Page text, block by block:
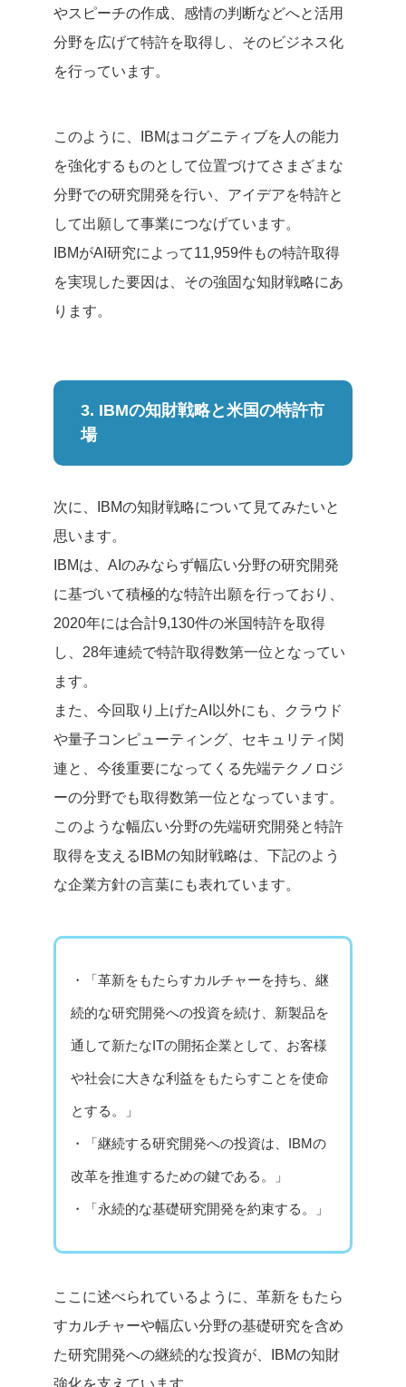
やスピーチの作成、感情の判断などへと活用
分野を広げて特許を取得し、そのビジネス化
を行っています。
このように、IBMはコグニティブを人の能力
を強化するものとして位置づけてさまざまな
分野での研究開発を行い、アイデアを特許と
して出願して事業につなげています。
IBMがAI研究によって11,959件もの特許取得
を実現した要因は、その強固な知財戦略にあ
ります。
3. IBMの知財戦略と米国の特許市
場
次に、IBMの知財戦略について見てみたいと
思います。
IBMは、AIのみならず幅広い分野の研究開発
に基づいて積極的な特許出願を行っており、
2020年には合計9,130件の米国特許を取得
し、28年連続で特許取得数第一位となってい
ます。
また、今回取り上げたAI以外にも、クラウド
や量子コンピューティング、セキュリティ関
連と、今後重要になってくる先端テクノロジ
ーの分野でも取得数第一位となっています。
このような幅広い分野の先端研究開発と特許
取得を支えるIBMの知財戦略は、下記のよう
な企業方針の言葉にも表れています。
・「革新をもたらすカルチャーを持ち、継
続的な研究開発への投資を続け、新製品を
通して新たなITの開拓企業として、お客様
や社会に大きな利益をもたらすことを使命
とする。」
・「継続する研究開発への投資は、IBMの
改革を推進するための鍵である。」
・「永続的な基礎研究開発を約束する。」
ここに述べられているように、革新をもたら
すカルチャーや幅広い分野の基礎研究を含め
た研究開発への継続的な投資が、IBMの知財
強化を支えています。